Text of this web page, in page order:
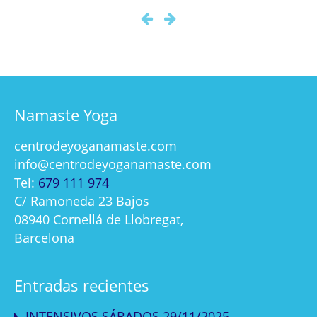
Namaste Yoga
centrodeyoganamaste.com
info@centrodeyoganamaste.com
Tel: 679 111 974
C/ Ramoneda 23 Bajos
08940 Cornellá de Llobregat,
Barcelona
Entradas recientes